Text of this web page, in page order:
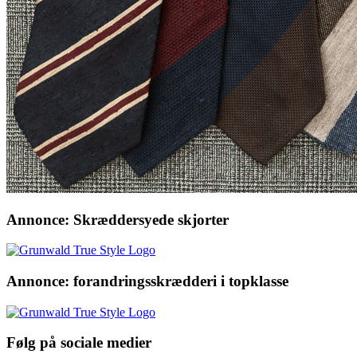
Annonce: Skræddersyede skjorter
Annonce: forandringsskrædderi i topklasse
Følg på sociale medier